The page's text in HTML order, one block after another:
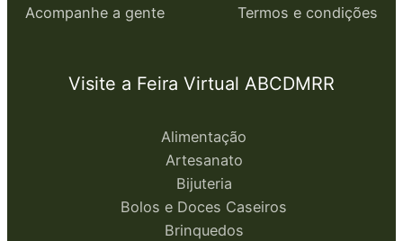
Acompanhe a gente
Termos e condições
Visite a Feira Virtual ABCDMRR
Alimentação
Artesanato
Bijuteria
Bolos e Doces Caseiros
Brinquedos